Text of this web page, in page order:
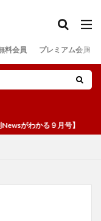
料会員 プレミアム会員
がわかる９月号】